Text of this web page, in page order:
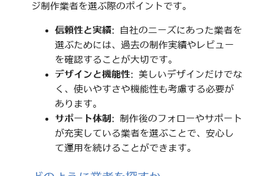
ジ制作業者を選ぶ際のポイントです。
信頼性と実績: 自社のニーズにあった業者を
選ぶためには、過去の制作実績やレビュー
を確認することが大切です。
デザインと機能性: 美しいデザインだけでな
く、使いやすさや機能性も考慮する必要が
あります。
サポート体制 : 制作後のフォローやサポート
が充実している業者を選ぶことで、安心し
て運用を続けることができます。